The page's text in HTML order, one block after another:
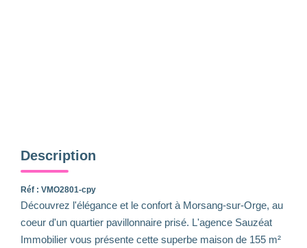
Description
Réf : VMO2801-cpy
Découvrez l'élégance et le confort à Morsang-sur-Orge, au
coeur d'un quartier pavillonnaire prisé. L'agence Sauzéat
Immobilier vous présente cette superbe maison de 155 m²